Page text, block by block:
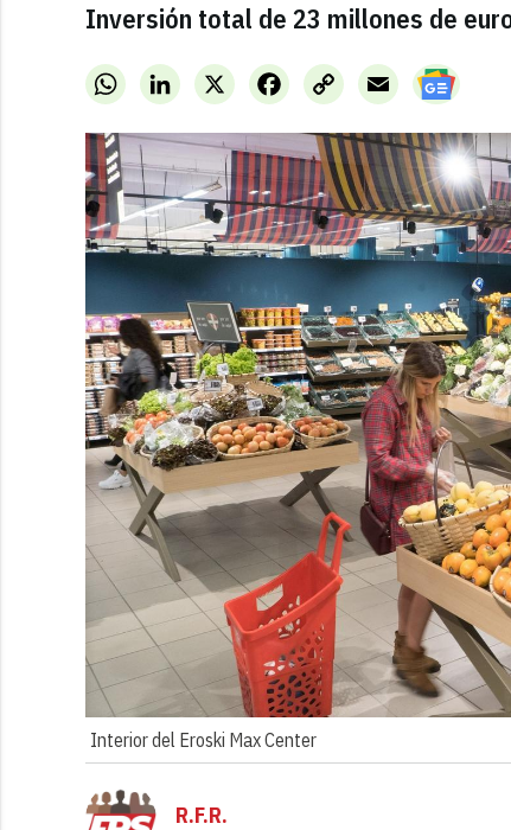
Inversión total de 23 millones de
WhatsAppLinkedInX FacebookCopy
Link
Email
Interior del Eroski Max Center
R.F.R.